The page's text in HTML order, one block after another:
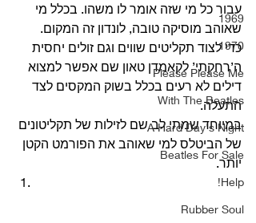
1969
1970
Please Please Me
With The Beatles
A Hard Day's Night
Beatles For Sale
Help!
Rubber Soul
עבור כל מי שזה אומר לו משהו. בכלל מי
שאוהב מוסיקה טובה, לונדון זה המקום.
כדי לצוד תקליטים שווים וגם זולים יחסית
ה’רחקתי’ לקאמדן טאון שם אפשר למצוא
דילים לא רעים בכלל בשוק המקסים לצד
התעלה.
במיוחד שמתי לב שם לזילות של תקליטונים
של הביטלס למי שאוהב את הפורמט הקטן
יותר.